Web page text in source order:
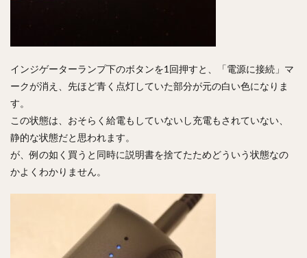
インジゲーターランプ下のボタンを1回押すと、「電源に接続」マ
ークが消え、先ほど青く点灯していた部分が元の白い色になりま
す。
この状態は、おそらく給電もしていないし充電もされていない、
静的な状態だと思われます。
が、例の如く買うと同時に説明書を捨てたためどういう状態なの
かよくわかりません。